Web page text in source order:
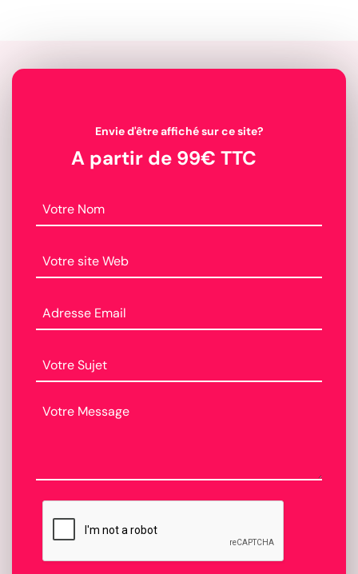
Envie d'être affiché sur ce site?
A partir de 99€ TTC